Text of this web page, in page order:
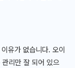
유가 없습니다. 오이
리만 잘 되어 있으